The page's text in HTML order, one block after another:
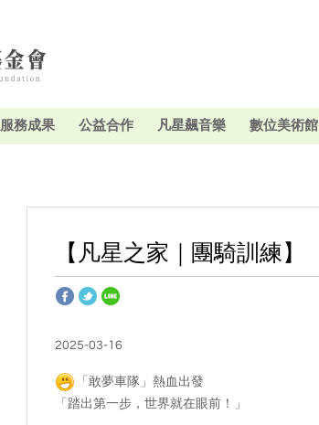
服務成果 公益合作 凡星飆音樂 數位美術館
【凡星之家｜團騎訓練】
2025-03-16
「敢夢車隊」熱血出發
「踏出第一步，世界就在眼前！」